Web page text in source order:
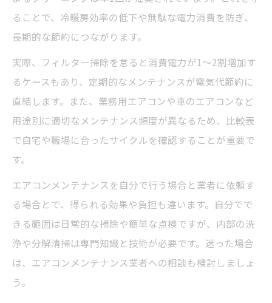
ることで、冷暖房効率の低下や無駄な電力消費を防ぎ、
長期的な節約につながります。
実際、フィルター掃除を怠ると消費電力が1～2割増加す
るケースもあり、定期的なメンテナンスが電気代節約に
直結します。また、業務用エアコンや車のエアコンなど
用途別に適切なメンテナンス頻度が異なるため、比較表
で自宅や職場に合ったサイクルを確認することが重要で
す。
エアコンメンテナンスを自分で行う場合と業者に依頼す
る場合とで、得られる効果や負担も違います。自分でで
きる範囲は日常的な掃除や簡単な点検ですが、内部の洗
浄や分解清掃は専門知識と技術が必要です。迷った場合
は、エアコンメンテナンス業者への相談も検討しましょ
う。